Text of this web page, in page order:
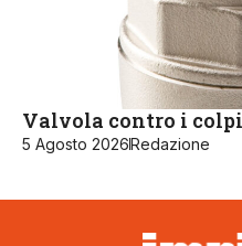
Valvola contro i colpi
5 Agosto 2026Redazione